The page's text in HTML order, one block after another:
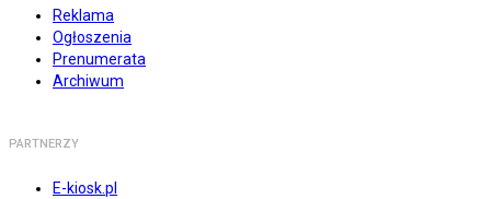
Reklama
Ogłoszenia
Prenumerata
Archiwum
PARTNERZY
E-kiosk.pl